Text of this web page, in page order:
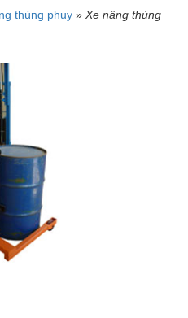
tải dữ liệu
thùng phuy » Xe nâng thùng